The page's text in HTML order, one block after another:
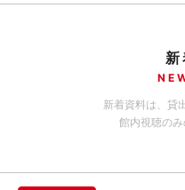
新
新着資料は、貸
館内視聴のみ